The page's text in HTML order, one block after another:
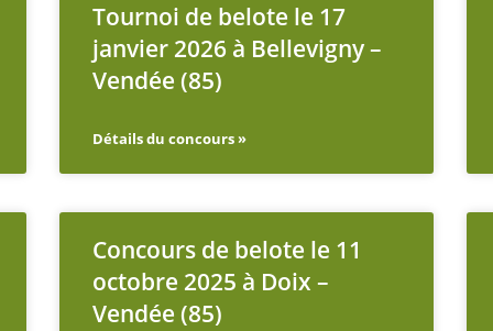
Tournoi de belote le 17
janvier 2026 à Bellevigny –
Vendée (85)
Détails du concours »
Concours de belote le 11
octobre 2025 à Doix –
Vendée (85)